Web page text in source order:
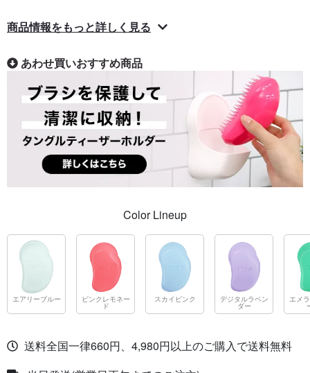
商品情報をもっと詳しく見る
あわせ買いおすすめ商品
Color Lineup
エアリーブルー ピンクレモネー
ド
スカイピンク デジタルラベン
ダー
エメ
送料全国一律660円、4,980円以上のご購入で送料無料